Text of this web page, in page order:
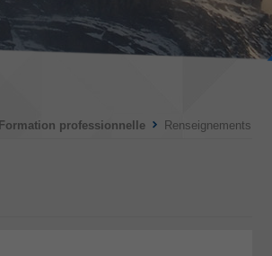
Formation professionnelle > Renseignements